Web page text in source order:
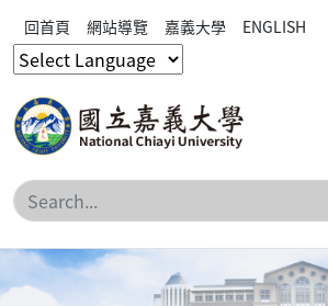
回首頁 網站導覽 嘉義大學 ENGLISH